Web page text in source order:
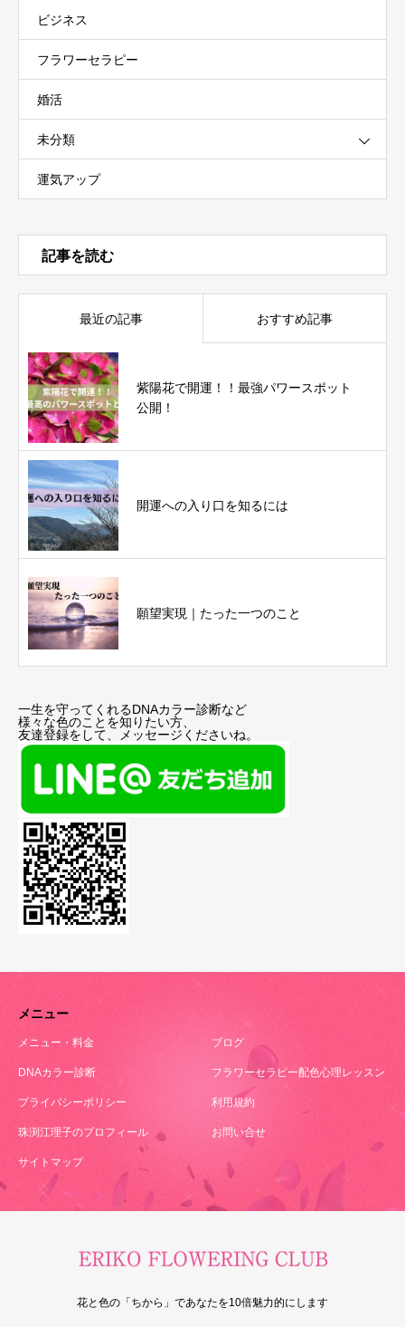
ビジネス
フラワーセラピー
婚活
未分類
運気アップ
記事を読む
最近の記事 おすすめ記事
紫陽花で開運！！最強パワースポット
公開！
開運への入り口を知るには
願望実現｜たった一つのこと
一生を守ってくれるDNAカラー診断など
様々な色のことを知りたい方、
友達登録をして、メッセージくださいね。
メニュー
メニュー・料金 ブログ
DNAカラー診断 フラワーセラピー配色心理レッスン
プライバシーポリシー 利用規約
珠渕江理子のプロフィール お問い合せ
サイトマップ
花と色の「ちから」であなたを10倍魅力的にします